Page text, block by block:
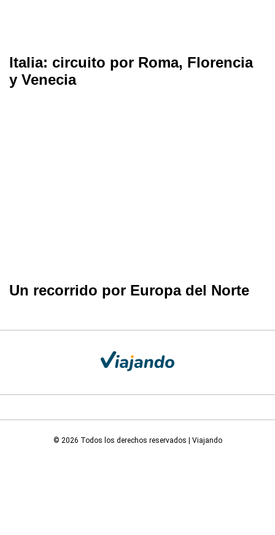
Italia: circuito por Roma, Florencia
y Venecia
Un recorrido por Europa del Norte
© 2026 Todos los derechos reservados | Viajando